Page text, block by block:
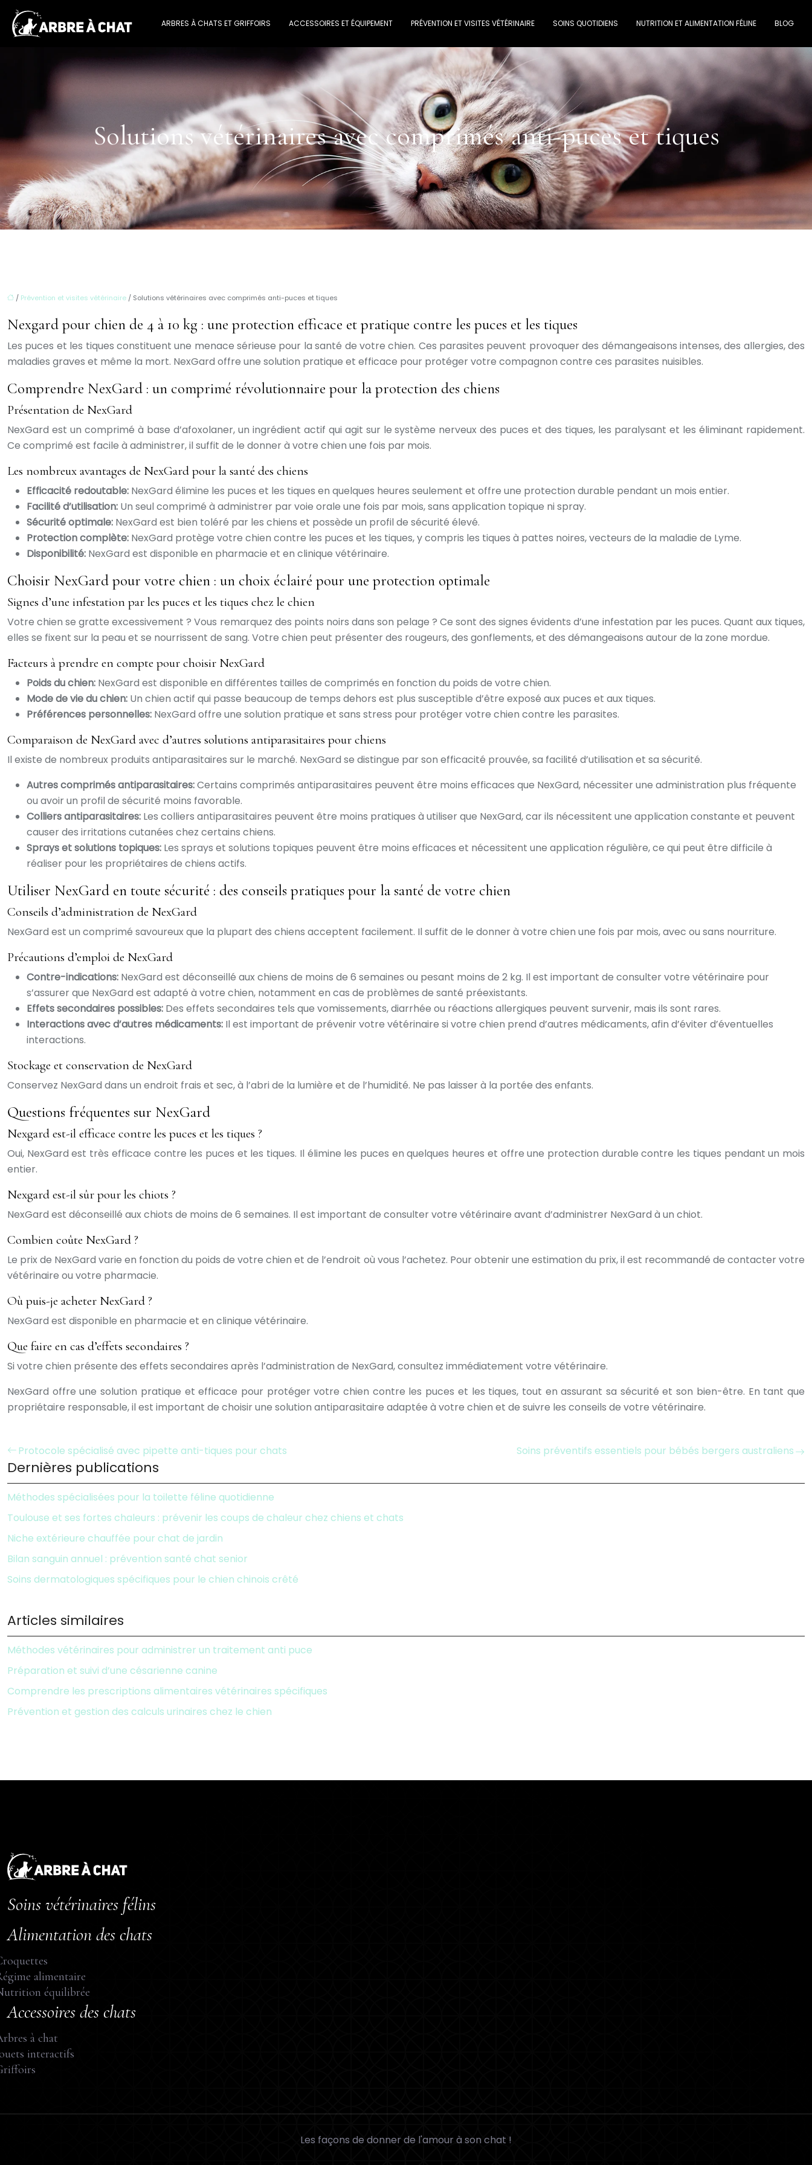
ARBRES À CHATS ET GRIFFOIRS ACCESSOIRES ET ÉQUIPEMENT PRÉVENTION ET VISITES VÉTÉRINAIRE SOINS QUOTIDIENS NUTRITION ET ALIMENTATION FÉLINE BLOG
Solutions vétérinaires avec comprimés anti-puces et tiques
/ Prévention et visites vétérinaire / Solutions vétérinaires avec comprimés anti-puces et tiques
Nexgard pour chien de 4 à 10 kg : une protection efficace et pratique contre les puces et les tiques
Les puces et les tiques constituent une menace sérieuse pour la santé de votre chien. Ces parasites peuvent provoquer des démangeaisons intenses, des allergies, des
maladies graves et même la mort. NexGard offre une solution pratique et efficace pour protéger votre compagnon contre ces parasites nuisibles.
Comprendre NexGard : un comprimé révolutionnaire pour la protection des chiens
Présentation de NexGard
NexGard est un comprimé à base d’afoxolaner, un ingrédient actif qui agit sur le système nerveux des puces et des tiques, les paralysant et les éliminant rapidement.
Ce comprimé est facile à administrer, il suffit de le donner à votre chien une fois par mois.
Les nombreux avantages de NexGard pour la santé des chiens
Efficacité redoutable: NexGard élimine les puces et les tiques en quelques heures seulement et offre une protection durable pendant un mois entier.
Facilité d’utilisation: Un seul comprimé à administrer par voie orale une fois par mois, sans application topique ni spray.
Sécurité optimale: NexGard est bien toléré par les chiens et possède un profil de sécurité élevé.
Protection complète: NexGard protège votre chien contre les puces et les tiques, y compris les tiques à pattes noires, vecteurs de la maladie de Lyme.
Disponibilité: NexGard est disponible en pharmacie et en clinique vétérinaire.
Choisir NexGard pour votre chien : un choix éclairé pour une protection optimale
Signes d’une infestation par les puces et les tiques chez le chien
Votre chien se gratte excessivement ? Vous remarquez des points noirs dans son pelage ? Ce sont des signes évidents d’une infestation par les puces. Quant aux tiques,
elles se fixent sur la peau et se nourrissent de sang. Votre chien peut présenter des rougeurs, des gonflements, et des démangeaisons autour de la zone mordue.
Facteurs à prendre en compte pour choisir NexGard
Poids du chien: NexGard est disponible en différentes tailles de comprimés en fonction du poids de votre chien.
Mode de vie du chien: Un chien actif qui passe beaucoup de temps dehors est plus susceptible d’être exposé aux puces et aux tiques.
Préférences personnelles: NexGard offre une solution pratique et sans stress pour protéger votre chien contre les parasites.
Comparaison de NexGard avec d’autres solutions antiparasitaires pour chiens
Il existe de nombreux produits antiparasitaires sur le marché. NexGard se distingue par son efficacité prouvée, sa facilité d’utilisation et sa sécurité.
Autres comprimés antiparasitaires:Certains comprimés antiparasitaires peuvent être moins efficaces que NexGard, nécessiter une administration plus fréquente
ou avoir un profil de sécurité moins favorable.
Colliers antiparasitaires: Les colliers antiparasitaires peuvent être moins pratiques à utiliser que NexGard, car ils nécessitent une application constante et peuvent
causer des irritations cutanées chez certains chiens.
Sprays et solutions topiques: Les sprays et solutions topiques peuvent être moins efficaces et nécessitent une application régulière, ce qui peut être difficile à
réaliser pour les propriétaires de chiens actifs.
Utiliser NexGard en toute sécurité : des conseils pratiques pour la santé de votre chien
Conseils d’administration de NexGard
NexGard est un comprimé savoureux que la plupart des chiens acceptent facilement. Il suffit de le donner à votre chien une fois par mois, avec ou sans nourriture.
Précautions d’emploi de NexGard
Contre-indications: NexGard est déconseillé aux chiens de moins de 6 semaines ou pesant moins de 2 kg. Il est important de consulter votre vétérinaire pour
s’assurer que NexGard est adapté à votre chien, notamment en cas de problèmes de santé préexistants.
Effets secondaires possibles: Des effets secondaires tels que vomissements, diarrhée ou réactions allergiques peuvent survenir, mais ils sont rares.
Interactions avec d’autres médicaments: Il est important de prévenir votre vétérinaire si votre chien prend d’autres médicaments, afin d’éviter d’éventuelles
interactions.
Stockage et conservation de NexGard
Conservez NexGard dans un endroit frais et sec, à l’abri de la lumière et de l’humidité. Ne pas laisser à la portée des enfants.
Questions fréquentes sur NexGard
Nexgard est-il efficace contre les puces et les tiques ?
Oui, NexGard est très efficace contre les puces et les tiques. Il élimine les puces en quelques heures et offre une protection durable contre les tiques pendant un mois
entier.
Nexgard est-il sûr pour les chiots ?
NexGard est déconseillé aux chiots de moins de 6 semaines. Il est important de consulter votre vétérinaire avant d’administrer NexGard à un chiot.
Combien coûte NexGard ?
Le prix de NexGard varie en fonction du poids de votre chien et de l’endroit où vous l’achetez. Pour obtenir une estimation du prix, il est recommandé de contacter votre
vétérinaire ou votre pharmacie.
Où puis-je acheter NexGard ?
NexGard est disponible en pharmacie et en clinique vétérinaire.
Que faire en cas d’effets secondaires ?
Si votre chien présente des effets secondaires après l’administration de NexGard, consultez immédiatement votre vétérinaire.
NexGard offre une solution pratique et efficace pour protéger votre chien contre les puces et les tiques, tout en assurant sa sécurité et son bien-être. En tant que
propriétaire responsable, il est important de choisir une solution antiparasitaire adaptée à votre chien et de suivre les conseils de votre vétérinaire.
Protocole spécialisé avec pipette anti-tiques pour chats Soins préventifs essentiels pour bébés bergers australiens
Dernières publications
Méthodes spécialisées pour la toilette féline quotidienne
Toulouse et ses fortes chaleurs : prévenir les coups de chaleur chez chiens et chats
Niche extérieure chauffée pour chat de jardin
Bilan sanguin annuel : prévention santé chat senior
Soins dermatologiques spécifiques pour le chien chinois crêté
Articles similaires
Méthodes vétérinaires pour administrer un traitement anti puce
Préparation et suivi d’une césarienne canine
Comprendre les prescriptions alimentaires vétérinaires spécifiques
Prévention et gestion des calculs urinaires chez le chien
Soins vétérinaires félins
Alimentation des chats
alimentaire
équilibrée
Accessoires des chats
à chat
interactifs
Les façons de donner de l'amour à son chat !